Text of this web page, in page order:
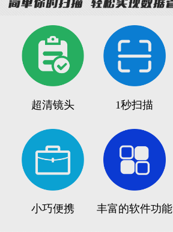
超清镜头 1秒扫描
小巧便携 丰富的软件功能